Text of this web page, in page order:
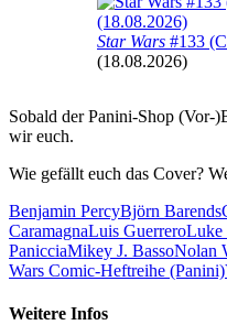
Star Wars #133
(18.08.2026)
Sobald der Panini-Shop (Vor-
wir euch.
Wie gefällt euch das Cover?
Benjamin PercyBjörn Barends
CaramagnaLuis GuerreroLuke
PanicciaMikey J. BassoNolan
Wars Comic-Heftreihe (Panini)
Weitere Infos